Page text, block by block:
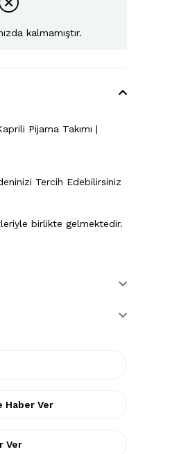
kalmamıştır.
Pijama Takımı |
Tercih Edebilirsiniz
birlikte gelmektedir.
Haber Ver
Ver